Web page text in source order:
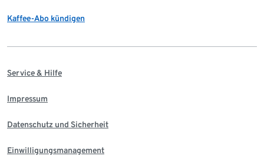
Kaffee-Abo kündigen
Service & Hilfe
Impressum
Datenschutz und Sicherheit
Einwilligungsmanagement